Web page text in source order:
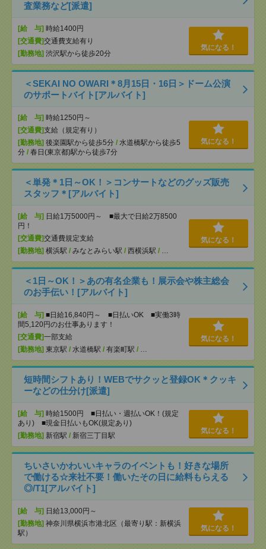
査業務など[派遣]
[給 与] 時給1400円
[交通費]交通費支給有り
[勤務地] 渋沢駅から徒歩20分
気になる！
＜SEKAI NO OWARI＊8月15日・16日＞ドーム公演
のサポートバイト[アルバイト]
[給 与] 時給1250円～
[交通費]支給（規定有り）
[勤務地] 後楽園駅から徒歩5分 / 水道橋駅から徒歩5
分 / 春日(東京都)駅から徒歩7分
気になる！
＜単発＊1日～OK！＞コンサートなどのグッズ販売
スタッフ＊[アルバイト]
[給 与] 日給1万5000円～ ■最大で日給2万8500
円！
[交通費]交通費規定支給
[勤務地] 横浜駅 / みなとみらい駅 / 西横浜駅 / …
気になる！
＜1日～OK！＞あの有名企業も！展示会や株主総会
のお手伝い！[アルバイト]
[給 与] ■日給16,840円～ ■日払いOK ■実働3時
間5,120円のお仕事あります！
[交通費]一部支給
[勤務地] 東京駅 / 水道橋駅 / 有楽町駅 / …
気になる！
短時間シフトあり！WEBでサクッと登録OK＊クッキ
ーなどの仕分け[派遣]
[給 与] 時給1500円 ■日払い・週払いOK！(規定
あり) ■現金日払いもOK(規定あり)
[勤務地] 新宿駅 / 新宿三丁目駅
気になる！
ちいさいかわいいキャラのイベントも！好きな場所
で働ける☆来社不要！働いたその日に給料もらえる
◎/T1[アルバイト]
[給 与] 日給13,000円～
[勤務地] 神奈川県横浜市港北区（最寄り駅：新横浜
駅）
気になる！